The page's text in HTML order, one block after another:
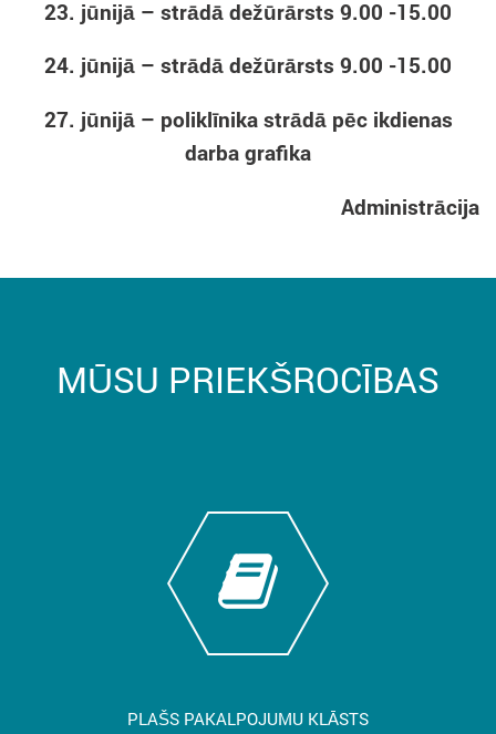
23. jūnijā – strādā dežūrārsts 9.00 -15.00
24. jūnijā – strādā dežūrārsts 9.00 -15.00
27. jūnijā – poliklīnika strādā pēc ikdienas
darba grafika
Administrācija
MŪSU PRIEKŠROCĪBAS
PLAŠS PAKALPOJUMU KLĀSTS